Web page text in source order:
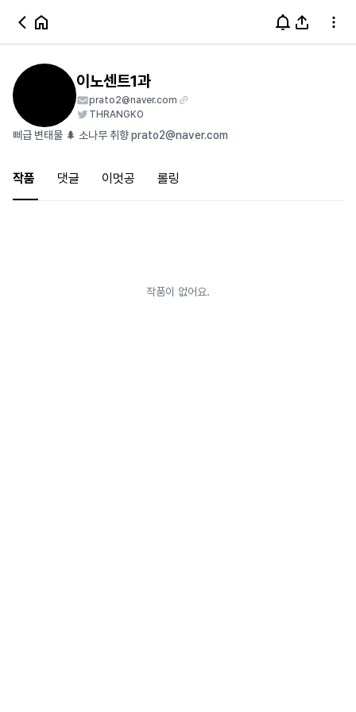
이노센트1과
prato2@naver.com
THRANGKO
삐급 변태물 🌲 소나무 취향 prato2@naver.com
작품 댓글 이멋공 롤링
작품이 없어요.